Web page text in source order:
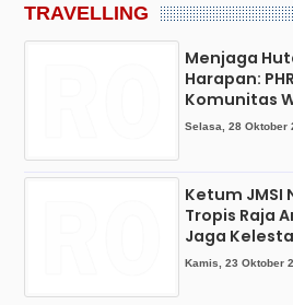
TRAVELLING
Menjaga
Harapan:
Komunitas
Selasa, 28 Oktober
Ketum JMSI
Tropis Raja
Jaga
Kamis, 23 Oktober